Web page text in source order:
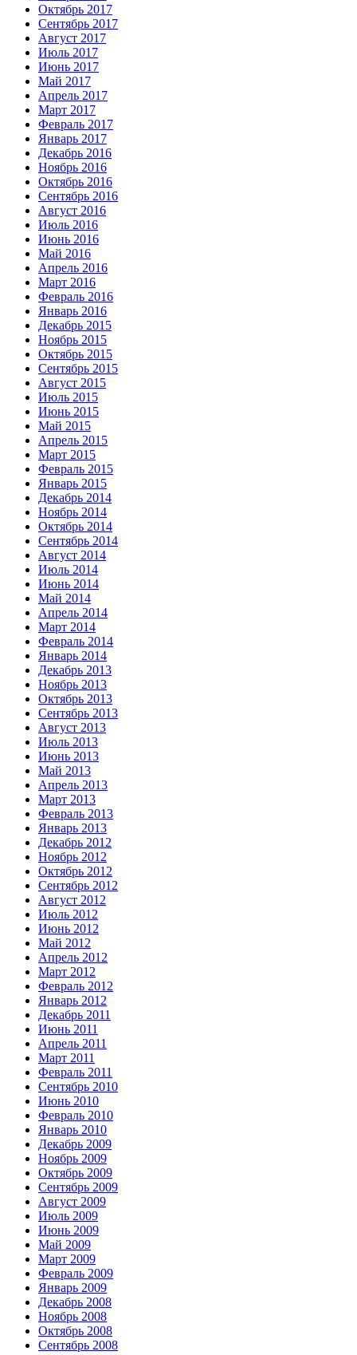
Октябрь 2017
Сентябрь 2017
Август 2017
Июль 2017
Июнь 2017
Май 2017
Апрель 2017
Март 2017
Февраль 2017
Январь 2017
Декабрь 2016
Ноябрь 2016
Октябрь 2016
Сентябрь 2016
Август 2016
Июль 2016
Июнь 2016
Май 2016
Апрель 2016
Март 2016
Февраль 2016
Январь 2016
Декабрь 2015
Ноябрь 2015
Октябрь 2015
Сентябрь 2015
Август 2015
Июль 2015
Июнь 2015
Май 2015
Апрель 2015
Март 2015
Февраль 2015
Январь 2015
Декабрь 2014
Ноябрь 2014
Октябрь 2014
Сентябрь 2014
Август 2014
Июль 2014
Июнь 2014
Май 2014
Апрель 2014
Март 2014
Февраль 2014
Январь 2014
Декабрь 2013
Ноябрь 2013
Октябрь 2013
Сентябрь 2013
Август 2013
Июль 2013
Июнь 2013
Май 2013
Апрель 2013
Март 2013
Февраль 2013
Январь 2013
Декабрь 2012
Ноябрь 2012
Октябрь 2012
Сентябрь 2012
Август 2012
Июль 2012
Июнь 2012
Май 2012
Апрель 2012
Март 2012
Февраль 2012
Январь 2012
Декабрь 2011
Июнь 2011
Апрель 2011
Март 2011
Февраль 2011
Сентябрь 2010
Июнь 2010
Февраль 2010
Январь 2010
Декабрь 2009
Ноябрь 2009
Октябрь 2009
Сентябрь 2009
Август 2009
Июль 2009
Июнь 2009
Май 2009
Март 2009
Февраль 2009
Январь 2009
Декабрь 2008
Ноябрь 2008
Октябрь 2008
Сентябрь 2008